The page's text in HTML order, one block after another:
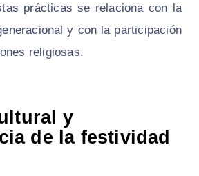
prácticas se relaciona con la
y con la participación
religiosas.
y
de la festividad